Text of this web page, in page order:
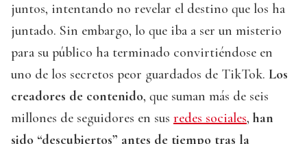
juntos, intentando no revelar el destino que los ha
juntado. Sin embargo, lo que iba a ser un misterio
para su público ha terminado convirtiéndose en
uno de los secretos peor guardados de TikTok. Los
creadores de contenido, que suman más de seis
millones de seguidores en sus redes sociales, han
sido “descubiertos” antes de tiempo tras la